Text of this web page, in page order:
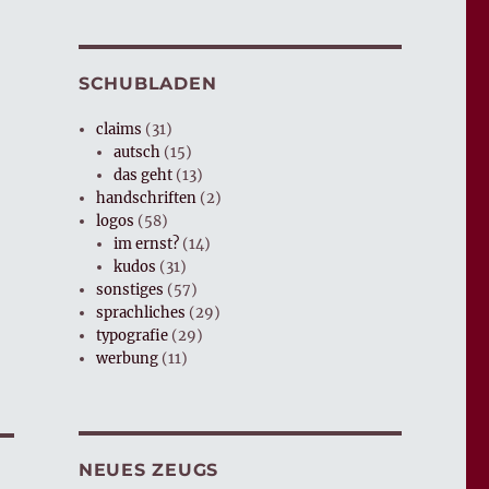
SCHUBLADEN
claims (31)
autsch (15)
das geht (13)
handschriften (2)
logos (58)
im ernst? (14)
kudos (31)
sonstiges (57)
sprachliches (29)
typografie (29)
werbung (11)
NEUES ZEUGS